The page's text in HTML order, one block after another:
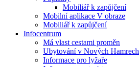
Mobiliář k zapůjčení
Mobilní aplikace V obraze
Mobiliář k zapůjčení
Infocentrum
Má vlast cestami proměn
Ubytování v Nových Hamrech
Informace pro lyžaře